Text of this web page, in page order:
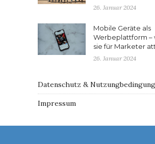
26. Januar 2024
Mobile Geräte als
Werbeplattform –
sie für Marketer
26. Januar 2024
Datenschutz &
Impressum